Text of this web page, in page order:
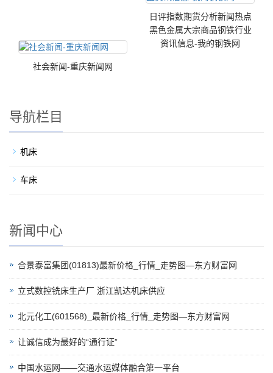
日评指数期货分析新闻热点
黑色金属大宗商品钢铁行业
资讯信息-我的钢铁网
社会新闻-重庆新闻网
导航栏目
机床
车床
新闻中心
合景泰富集团(01813)最新价格_行情_走势图—东方财富网
立式数控铣床生产厂 浙江凯达机床供应
北元化工(601568)_最新价格_行情_走势图—东方财富网
让诚信成为最好的“通行证”
中国水运网——交通水运媒体融合第一平台